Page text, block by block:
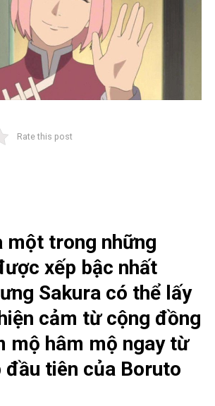
Rate this post
một trong những
xếp bậc nhất
Sakura có thể lấy
cảm từ cộng đồng
mộ hâm mộ ngay từ
đầu tiên của Boruto